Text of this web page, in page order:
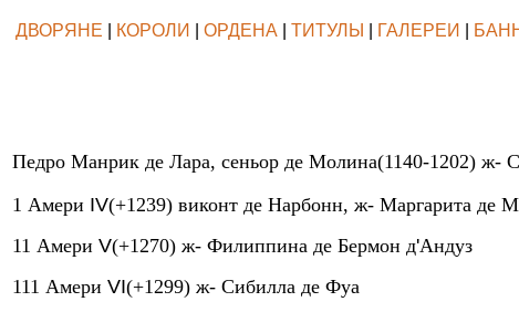
ДВОРЯНЕ КОРОЛИ ОРДЕНА ТИТУЛЫ ГАЛЕРЕИ
Педро Манрик де Лара, сеньор де Молина(1140-1202) ж-
1 Амери IV(+1239) виконт де Нарбонн, ж- Маргарита де
11 Амери V(+1270) ж- Филиппина де Бермон д'Андуз
111 Амери VI(+1299) ж- Сибилла де Фуа